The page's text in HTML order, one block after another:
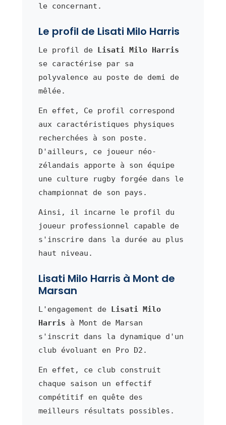
le concernant.
Le profil de Lisati Milo Harris
Le profil de Lisati Milo Harris
se caractérise par sa
polyvalence au poste de demi de
mêlée.
En effet, Ce profil correspond
aux caractéristiques physiques
recherchées à son poste.
D'ailleurs, ce joueur néo-
zélandais apporte à son équipe
une culture rugby forgée dans le
championnat de son pays.
Ainsi, il incarne le profil du
joueur professionnel capable de
s'inscrire dans la durée au plus
haut niveau.
Lisati Milo Harris à Mont de
Marsan
L'engagement de Lisati Milo
Harris à Mont de Marsan
s'inscrit dans la dynamique d'un
club évoluant en Pro D2.
En effet, ce club construit
chaque saison un effectif
compétitif en quête des
meilleurs résultats possibles.